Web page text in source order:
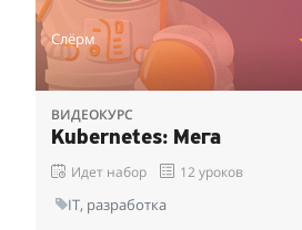
Слёрм
ВИДЕОКУРС
Kubernetes: Мега
Идет набор 12 уроков
IT, разработка